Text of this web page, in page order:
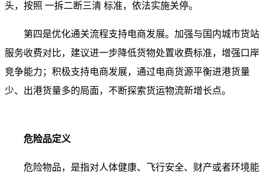
头，按照 一拆二断三清 标准，依法实施关停。
第四是优化通关流程支持电商发展。加强与国内城市货站
服务收费对比，建议进一步降低货物处置收费标准，增强口岸
竞争能力；积极支持电商发展，通过电商货源平衡进港货量
少、出港货量多的局面，不断探索货运物流新增长点。
危险品定义
危险物品，是指对人体健康、飞行安全、财产或者环境能